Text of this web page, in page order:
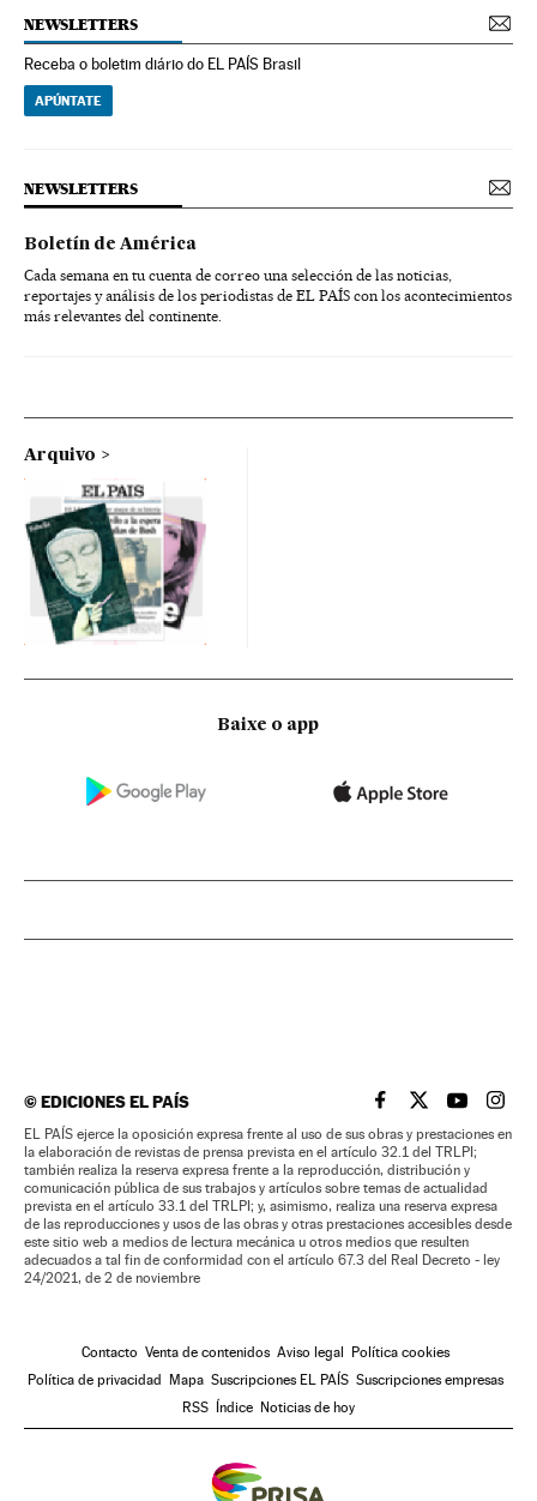
NEWSLETTERS
Receba o boletim diário do EL PAÍS Brasil
APÚNTATE
NEWSLETTERS
Boletín de América
Cada semana en tu cuenta de correo una selección de las noticias,
reportajes y análisis de los periodistas de EL PAÍS con los acontecimientos
más relevantes del continente.
Arquivo
Baixe o app
©EDICIONES EL PAÍS EL PAÍS BRASIL EN
EL PAÍSEL PAÍS
EL
EL PAÍS ejerce la oposición expresa frente al uso de sus obras y prestaciones en
la elaboración de revistas de prensa prevista en el artículo 32.1 del TRLPI;
también realiza la reserva expresa frente a la reproducción, distribución y
comunicación pública de sus trabajos y artículos sobre temas de actualidad
prevista en el artículo 33.1 del TRLPI; y, asimismo, realiza una reserva expresa
de las reproducciones y usos de las obras y otras prestaciones accesibles desde
este sitio web a medios de lectura mecánica u otros medios que resulten
adecuados a tal fin de conformidad con el artículo 67.3 del Real Decreto - ley
24/2021, de 2 de noviembre
Contacto Venta de contenidos Aviso legal Política cookies
Política de privacidad Mapa Suscripciones EL PAÍS Suscripciones empresas
RSS Índice Noticias de hoy